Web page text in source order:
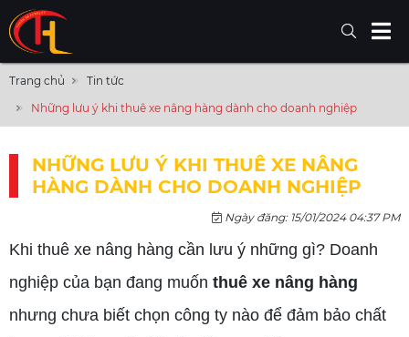
Trang chủ
Tin tức
Những lưu ý khi thuê xe nâng hàng dành cho doanh nghiệp
NHỮNG LƯU Ý KHI THUÊ XE NÂNG
HÀNG DÀNH CHO DOANH NGHIỆP
Ngày đăng: 15/01/2024 04:37 PM
Khi thuê xe nâng hàng cần lưu ý những gì? Doanh
nghiệp của bạn đang muốn thuê xe nâng hàng
nhưng chưa biết chọn công ty nào để đảm bảo chất